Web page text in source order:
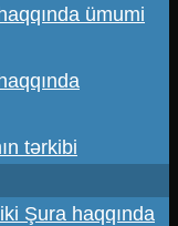
ümumi
tərkibi
Şura haqqında